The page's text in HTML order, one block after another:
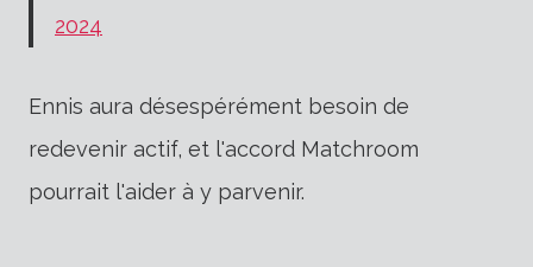
2024
Ennis aura désespérément besoin de
redevenir actif, et l'accord Matchroom
pourrait l'aider à y parvenir.